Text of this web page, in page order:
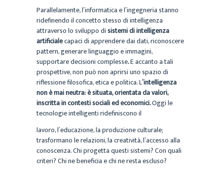
Parallelamente, l’informatica e l’ingegneria stanno
ridefinendo il concetto stesso di intelligenza
attraverso lo sviluppo disistemi di intelligenza
artificialecapaci di apprendere dai dati, riconoscere
pattern, generare linguaggio e immagini,
supportare decisioni complesse.E accanto a tali
prospettive, non può non aprirsi uno spazio di
riflessione filosofica, etica e politica. L’intelligenza
non è mai neutra: è situata, orientata da valori,
inscritta in contesti sociali ed economici.Oggi le
tecnologie intelligenti ridefiniscono il
lavoro, l’educazione, la produzione culturale;
trasformano le relazioni, la creatività, l’accesso alla
conoscenza. Chi progetta questi sistemi? Con quali
criteri? Chi ne beneficia e chi ne resta escluso?